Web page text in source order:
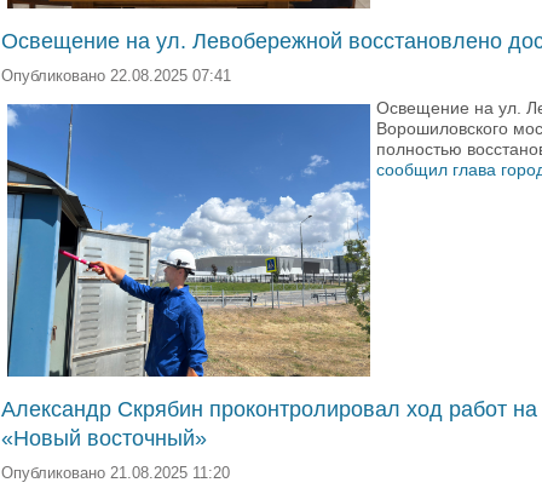
Освещение на ул. Левобережной восстановлено
Опубликовано 22.08.2025 07:41
Освещение на ул.
Ворошиловского
полностью
сообщил глава
Александр Скрябин проконтролировал ход работ
«Новый восточный»
Опубликовано 21.08.2025 11:20